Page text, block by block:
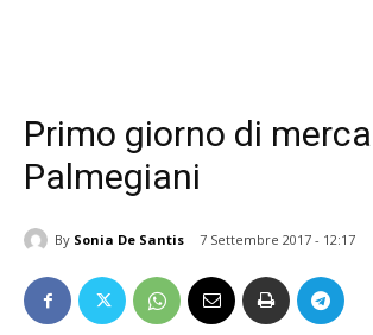
Primo giorno di
Palmegiani
By Sonia De Santis 7 Settembre 2017 - 12:17